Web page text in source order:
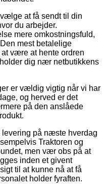
at få sendt til din
du arbejder.
mere omkostningsfuld,
mest betalelige
være at hente ordren
dig nær netbutikkens
er vældig vigtig når vi har
og herved er det
på den anslåede
levering på næste hverdag
Traktoren og
men vær obs på at
inden et givent
til at kunne nå at få
holder fyraften.